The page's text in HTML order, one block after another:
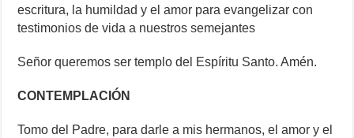
escritura, la humildad y el amor para evangelizar con
testimonios de vida a nuestros semejantes
Señor queremos ser templo del Espíritu Santo. Amén.
CONTEMPLACIÓN
Tomo del Padre, para darle a mis hermanos, el amor y el